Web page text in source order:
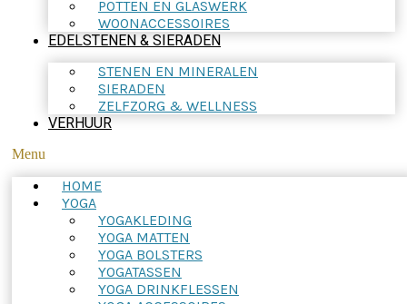
POTTEN EN GLASWERK
WOONACCESSOIRES
EDELSTENEN & SIERADEN
STENEN EN MINERALEN
SIERADEN
ZELFZORG & WELLNESS
VERHUUR
Menu
HOME
YOGA
YOGAKLEDING
YOGA MATTEN
YOGA BOLSTERS
YOGATASSEN
YOGA DRINKFLESSEN